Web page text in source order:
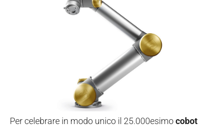
Per celebrare in modo unico il 25.000esimocobot